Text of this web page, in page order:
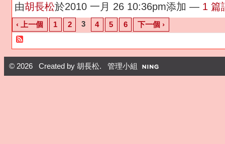
由胡長松於2010 一月 26 10:36pm添加 — 1 篇
‹ 上一個 1 2 3 4 5 6 下一個 ›
© 2026 Created by 胡長松. 管理小組